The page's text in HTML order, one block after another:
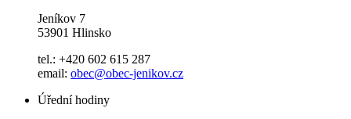
Jeníkov 7
53901 Hlinsko
tel.: +420 602 615 287
email: obec@obec-jenikov.cz
Úřední hodiny